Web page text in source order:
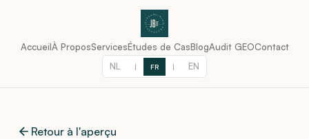
AccueilÀ ProposServicesÉtudes de CasBlogAudit GEOContact
NL
| FR | EN
Retour à l'aperçu